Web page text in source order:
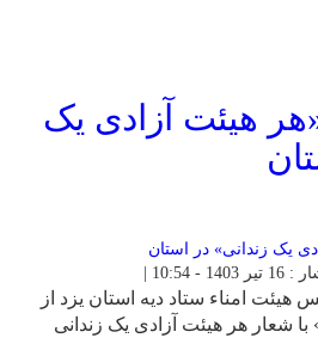
هیئت آزادی یک
امناء ستاد دیه استان یزد از
شعار هر هیئت آزادی یک زندانی